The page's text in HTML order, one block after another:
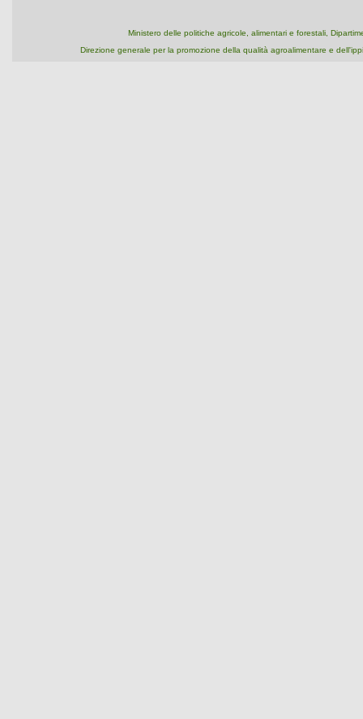
Ministero delle politiche agricole, alimentari e forestali,
Direzione generale per la promozione della qualità agroalimentare e